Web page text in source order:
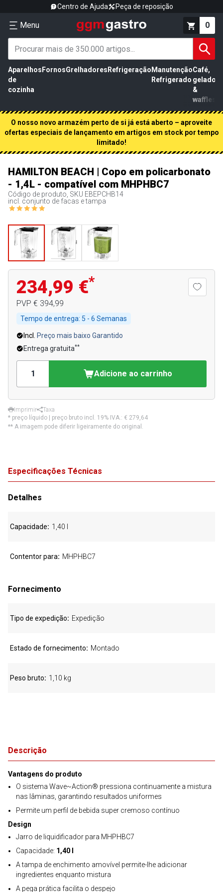
Centro de Ajuda Peça de reposição
Menu 0
Aparelhos
de
cozinha
FornosGrelhadores Refrigeração Manutenção
Refrigerado
Café,
gelados
&
waffles
O nosso novo armazém perto de si já está aberto – aproveite
ofertas especiais de lançamento em artigos em stock por tempo
limitado!
HAMILTON BEACH | Copo em policarbonato
- 1,4L - compatível com MHPHBC7
Código de produto, SKU EBEPCHB14
incl. conjunto de facas e tampa
234,99 €*
PVP € 394,99
Tempo de entrega: 5 - 6 Semanas
Incl.
Preço mais baixo Garantido
Entrega gratuita**
Adicione ao carrinho
Imprimir
Taxa
* preço líquido | preço bruto incl. 19% IVA.: € 279,64
** A imagem pode diferir ligeiramente do original.
Descrição
Vantagens do produto
O sistema Wave~Action® pressiona continuamente a mistura
nas lâminas, garantindo resultados uniformes
Permite um perfil de bebida super cremoso contínuo
Design
Jarro de liquidificador para MHPHBC7
Capacidade: 1,40 l
A tampa de enchimento amovível permite-lhe adicionar
ingredientes enquanto mistura
A pega prática facilita o despejo
Especificações Técnicas
Detalhes
Capacidade 1,40 l
Contentor para MHPHBC7
Fornecimento
Tipo de expedição Expedição
Estado de fornecimento Montado
Peso bruto 1,10 kg